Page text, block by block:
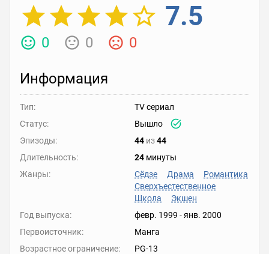
7.5
0 0 0
Информация
Тип:
TV сериал
Статус:
Вышло
Эпизоды:
44 из44
Длительность:
24 минуты
Жанры:
Сёдзе Драма
Романтика
Сверхъестественное
Школа
Экшен
Год выпуска:
февр. 1999 -янв. 2000
Первоисточник:
Манга
Возрастное ограничение:
PG-13